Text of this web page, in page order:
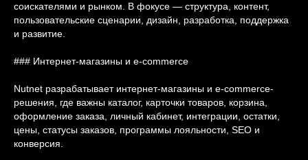
соискателями и рынком. В фокусе — структура, контент,
пользовательские сценарии, дизайн, разработка, поддержка
и развитие.
### Интернет-магазины и e-commerce
Nutnet разрабатывает интернет-магазины и e-commerce-
решения, где важны каталог, карточки товаров, корзина,
оформление заказа, личный кабинет, интеграции, остатки,
цены, статусы заказов, программы лояльности, SEO и
конверсия.